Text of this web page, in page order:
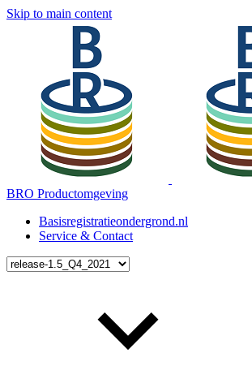
Skip to main content
BRO Productomgeving
Basisregistratieondergrond.nl
Service & Contact